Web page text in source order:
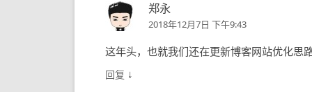
郑永
2018年12月7日 下午9:43
这年头，也就我们还在更新博客网站优化思
回复 ↓